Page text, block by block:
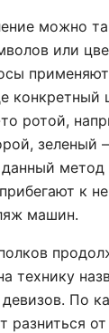
можно
или
конкретный
ротой,
зеленый
метод
к
машин.
технику
По
разниться